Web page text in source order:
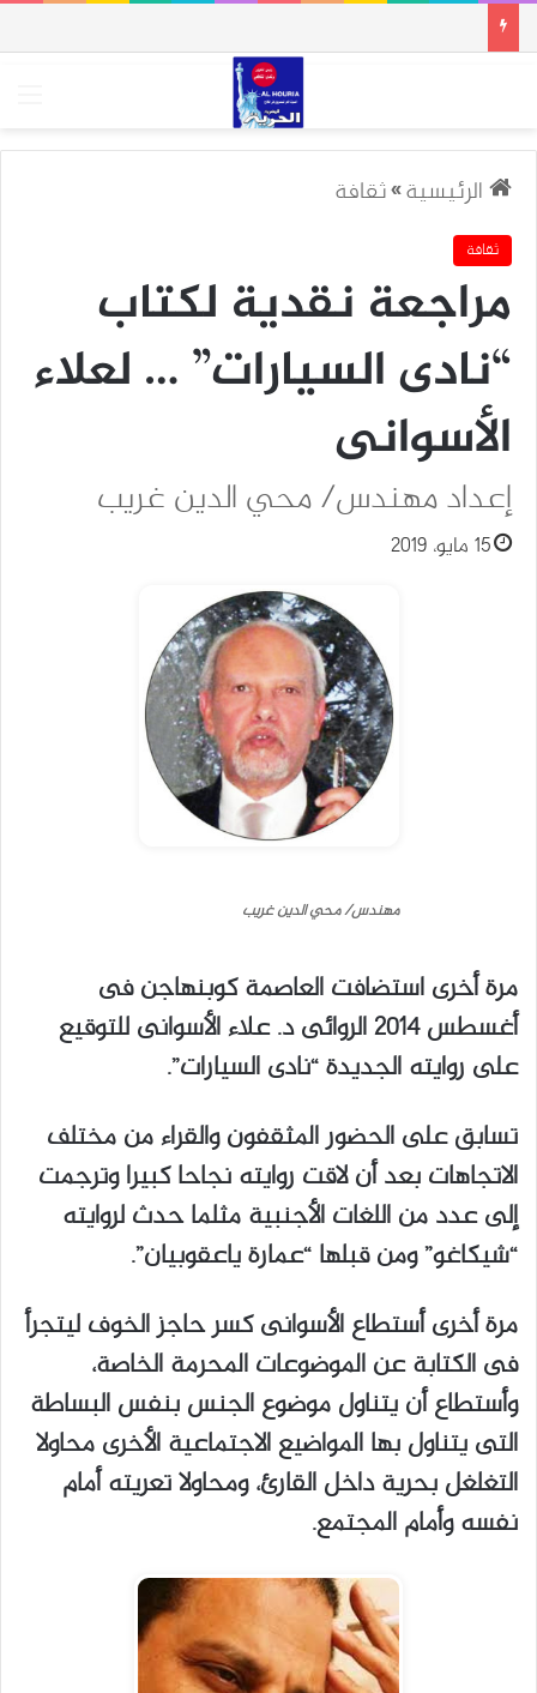
الرئيسية»ثقافة
ثقافة
مراجعة نقدية لكتاب
“نادى السيارات” … لعلاء
الأسوانى
إعداد مهندس/ محي الدين غريب
15 مايو، 2019
مهندس/ محي الدين غريب
مرة أخرى استضافت العاصمة كوبنهاجن فى
أغسطس 2014 الروائى د. علاء الأسوانى للتوقيع
على روايته الجديدة “نادى السيارات”.
تسابق على الحضور المثقفون والقراء من مختلف
الاتجاهات بعد أن لاقت روايته نجاحا كبيرا وترجمت
إلى عدد من اللغات الأجنبية مثلما حدث لروايته
“شيكاغو” ومن قبلها “عمارة ياعقوبيان”.
مرة أخرى أستطاع الأسوانى كسر حاجز الخوف ليتجرأ
فى الكتابة عن الموضوعات المحرمة الخاصة،
وأستطاع أن يتناول موضوع الجنس بنفس البساطة
التى يتناول بها المواضيع الاجتماعية الأخرى محاولا
التغلغل بحرية داخل القارئ، ومحاولا تعريته أمام
نفسه وأمام المجتمع.